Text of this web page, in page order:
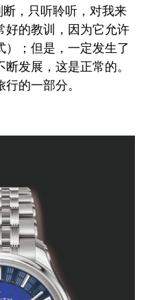
，只听聆听，对我来
好的教训，因为它允许
）；但是，一定发生了
发展，这是正常的。
的一部分。